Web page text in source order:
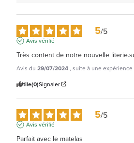
5/5
Avis vérifié
Très content de notre nouvelle
Avis du 29/07/2024, suite à une expérience
Utile(0)Signaler
5/5
Avis vérifié
Parfait avec le matelas